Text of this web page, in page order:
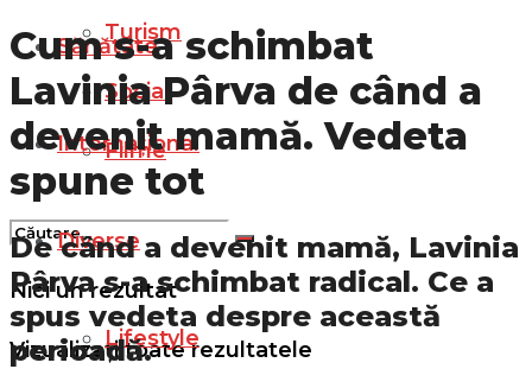
Turism
Social
Filme
Nici un rezultat
Vizualizați toate rezultatele
Sănătate
Internațional
Diverse
Lifestyle
Cum s-a schimbat
Lavinia Pârva de când a
devenit mamă. Vedeta
spune tot
De când a devenit mamă, Lavinia
Pârva s-a schimbat radical. Ce a
spus vedeta despre această
perioadă.